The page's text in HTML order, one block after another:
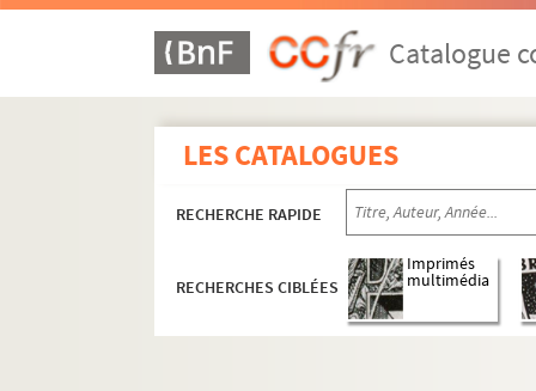
Catalogue
LES CATALOGUES
RECHERCHE RAPIDE
RECHERCHES CIBLÉES
Imprimés
multimédia